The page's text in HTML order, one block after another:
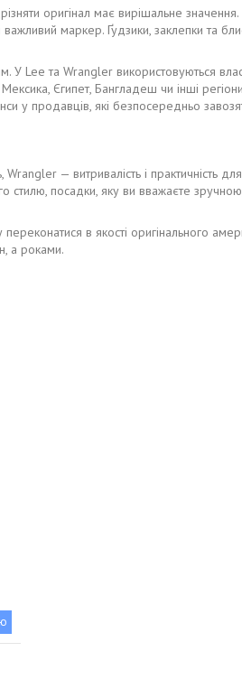
оригінал має вирішальне
маркер. Ґудзики, заклепки та
У Lee та Wrangler використовуються
Єгипет, Бангладеш чи інші
у продавців, які безпосередньо
— витривалість і практичність
стилю, посадки, яку ви вважаєте зручною,
в якості оригінального
а роками.